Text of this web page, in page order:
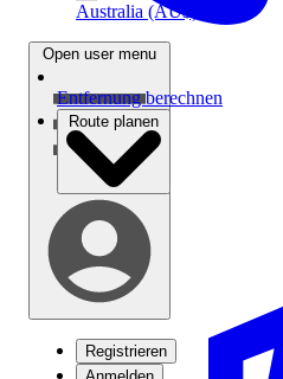
Australia (AU$)
Open user menu
Registrieren
Entfernung berechnen
Route planen